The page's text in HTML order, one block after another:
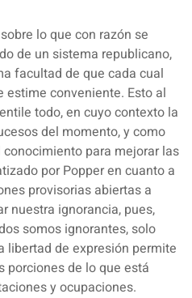
lo que con razón se
de un sistema republicano,
facultad de que cada cual
estime conveniente. Esto al
todo, en cuyo contexto la
del momento, y como
para mejorar las
por Popper en cuanto a
provisorias abiertas a
nuestra ignorancia, pues,
somos ignorantes, solo
libertad de expresión permite
porciones de lo que está
y ocupaciones.